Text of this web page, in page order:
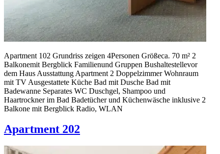
Apartment 102 Grundriss zeigen 4Personen Größeca. 70 m² 2
Balkonemit Bergblick Familienund Gruppen Bus­haltestellevor
dem Haus Ausstattung Apartment 2 Doppelzimmer Wohnraum
mit TV Ausgestattete Küche Bad mit Dusche Bad mit
Badewanne Separates WC Duschgel, Shampoo und
Haartrockner im Bad Badetücher und Küchenwäsche inklusive 2
Balkone mit Bergblick Radio, WLAN
Apartment 202